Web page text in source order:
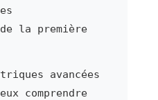
la première
avancées
comprendre